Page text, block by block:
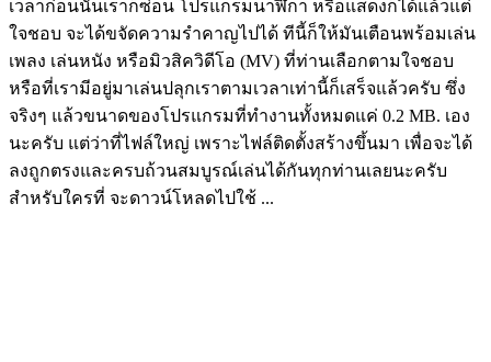
เวลาก่อนนั้นเราก็ซ่อน โปรแกรมนาฬิกา หรือแสดงก็ได้แล้วแต่
ใจชอบ จะได้ขจัดความรำคาญไปได้ ทีนี้ก็ให้มันเตือนพร้อมเล่น
เพลง เล่นหนัง หรือมิวสิควิดีโอ (MV) ที่ท่านเลือกตามใจชอบ
หรือที่เรามีอยู่มาเล่นปลุกเราตามเวลาเท่านี้ก็เสร็จแล้วครับ ซึ่ง
จริงๆ แล้วขนาดของโปรแกรมที่ทำงานทั้งหมดแค่ 0.2 MB. เอง
นะครับ แต่ว่าที่ไฟล์ใหญ่ เพราะไฟล์ติดตั้งสร้างขึ้นมา เพื่อจะได้
ลงถูกตรงและครบถ้วนสมบูรณ์เล่นได้กันทุกท่านเลยนะครับ
สำหรับใครที่ จะดาวน์โหลดไปใช้ ...